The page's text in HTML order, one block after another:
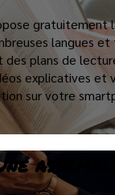
gratuitement
langues
plans de
explicatives et
sur votre